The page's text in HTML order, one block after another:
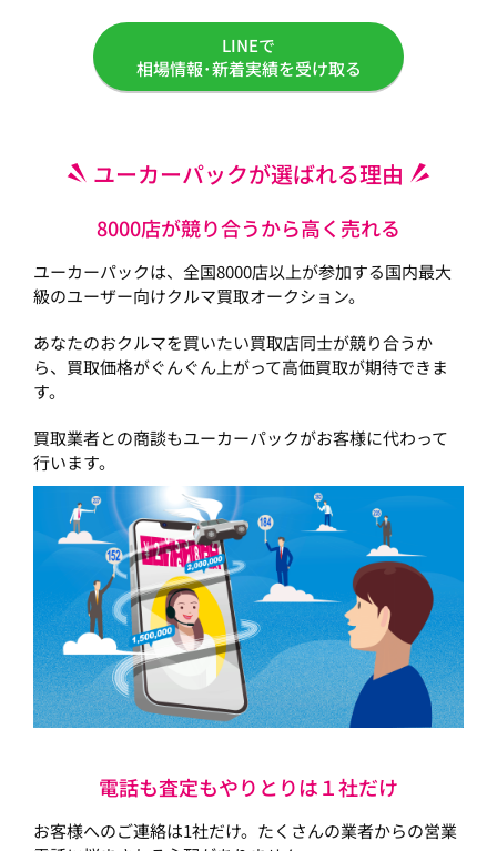
LINEで
相場情報･新着実績を受け取る
ユーカーパックが選ばれる理由
8000店が競り合うから高く売れる
ユーカーパックは、全国8000店以上が参加する国内最大
級のユーザー向けクルマ買取オークション。
あなたのおクルマを買いたい買取店同士が競り合うか
ら、買取価格がぐんぐん上がって高価買取が期待できま
す。
買取業者との商談もユーカーパックがお客様に代わって
行います。
電話も査定もやりとりは１社だけ
お客様へのご連絡は1社だけ。たくさんの業者からの営業